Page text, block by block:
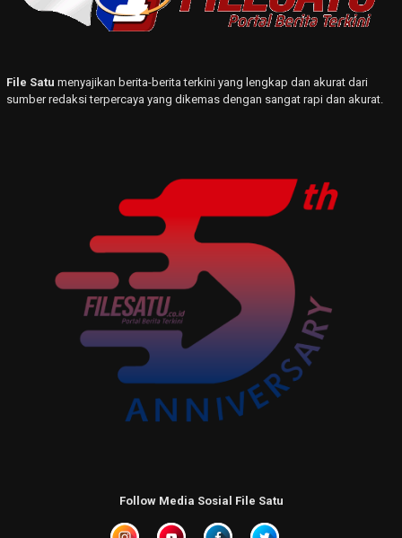
File Satu menyajikan berita-berita terkini yang lengkap dan akurat dari
sumber redaksi terpercaya yang dikemas dengan sangat rapi dan akurat.
Follow Media Sosial File Satu